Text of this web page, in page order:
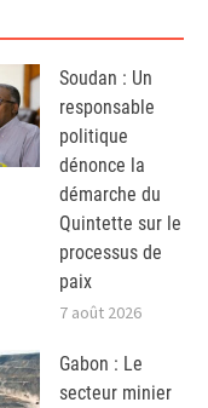
Soudan : Un
responsable
politique
dénonce la
démarche du
Quintette sur le
processus de
paix
7 août 2026
Gabon : Le
secteur minier